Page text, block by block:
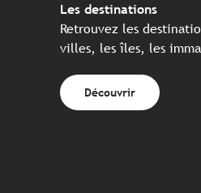
Les destinations
Retrouvez les
villes, les îles, les
Découvrir